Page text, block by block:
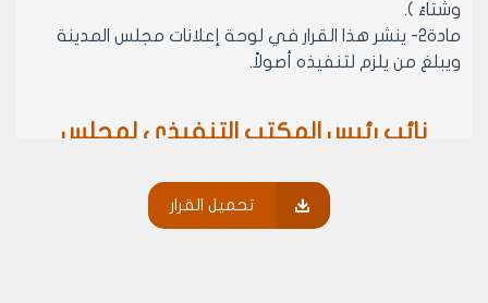
وشتاءً ).
مادة2- ينشر هذا القرار في لوحة إعلانات مجلس المدينة
ويبلغ من يلزم لتنفيذه أصولاً.
نائب رئيس المكتب التنفيذي لمجلس
المهندسة لمى المعمار
تحميل القرار